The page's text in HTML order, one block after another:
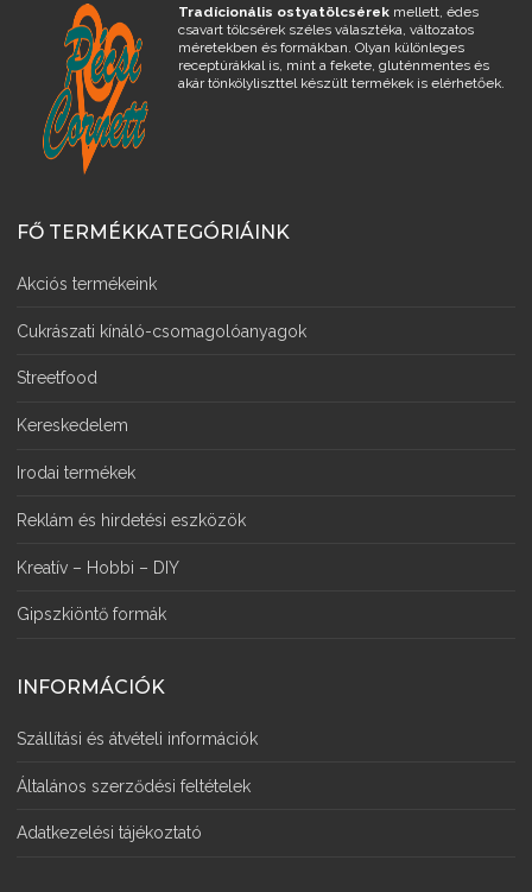
Tradícionális ostyatölcsérekmellett, édes
csavart tölcsérek széles választéka, változatos
méretekben és formákban. Olyan különleges
receptúrákkal is, mint a fekete, gluténmentes és
akár tönkölyliszttel készült termékek is elérhetőek.
FŐ TERMÉKKATEGÓRIÁINK
Akciós termékeink
Cukrászati kínáló-csomagolóanyagok
Streetfood
Kereskedelem
Irodai termékek
Reklám és hirdetési eszközök
Kreatív – Hobbi – DIY
Gipszkiöntő formák
INFORMÁCIÓK
Szállítási és átvételi információk
Általános szerződési feltételek
Adatkezelési tájékoztató